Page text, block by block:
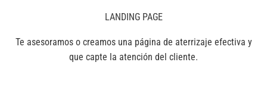
LANDING PAGE
Te asesoramos o creamos una página de aterrizaje efectiva y
que capte la atención del cliente.